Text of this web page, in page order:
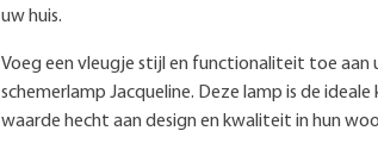
uw huis.
Voeg een vleugje stijl en functionaliteit toe aan
schemerlamp Jacqueline. Deze lamp is de
waarde hecht aan design en kwaliteit in hun